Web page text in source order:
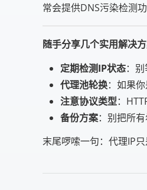
常会提供DNS污染检测
随手分享几个实用解决
定期检测IP状态：
代理池轮换：如果
注意协议类型：
备份方案：别把所
末尾啰嗦一句：代理IP